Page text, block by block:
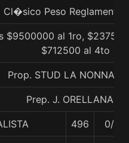
Cl�sico Peso Reglamento
$9500000 al 1ro,
$712500 al 4to
Prop. STUD LA NONNA
Prep. J. ORELLANA R.
496 0/0